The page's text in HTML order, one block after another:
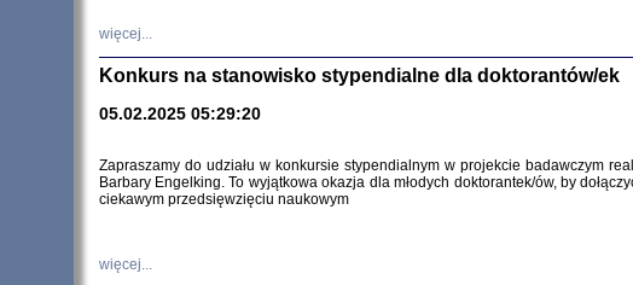
SNY
więcej...
Konkurs na stanowisko stypendialne dla doktorantów/ek
05.02.2025 05:29:20
Zapraszamy do udziału w konkursie stypendialnym w projekcie badawczym
Barbary Engelking. To wyjątkowa okazja dla młodych doktorantek/ów, by
ciekawym przedsięwzięciu naukowym
więcej...